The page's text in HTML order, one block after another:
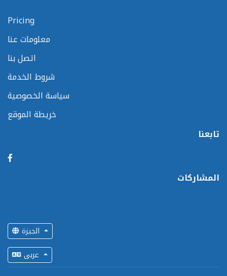
Pricing
معلومات عنا
اتصل بنا
شروط الخدمة
سياسة الخصوصية
خريطة الموقع
تابعنا
المشاركات